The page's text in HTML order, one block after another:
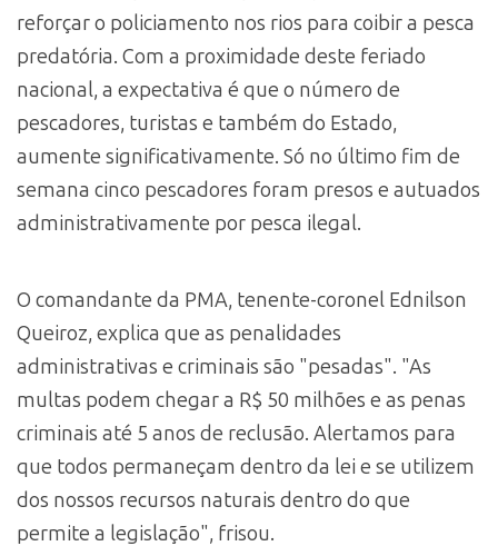
reforçar o policiamento nos rios para coibir a pesca
predatória. Com a proximidade deste feriado
nacional, a expectativa é que o número de
pescadores, turistas e também do Estado,
aumente significativamente. Só no último fim de
semana cinco pescadores foram presos e autuados
administrativamente por pesca ilegal.
O comandante da PMA, tenente-coronel Ednilson
Queiroz, explica que as penalidades
administrativas e criminais são "pesadas". "As
multas podem chegar a R$ 50 milhões e as penas
criminais até 5 anos de reclusão. Alertamos para
que todos permaneçam dentro da lei e se utilizem
dos nossos recursos naturais dentro do que
permite a legislação", frisou.